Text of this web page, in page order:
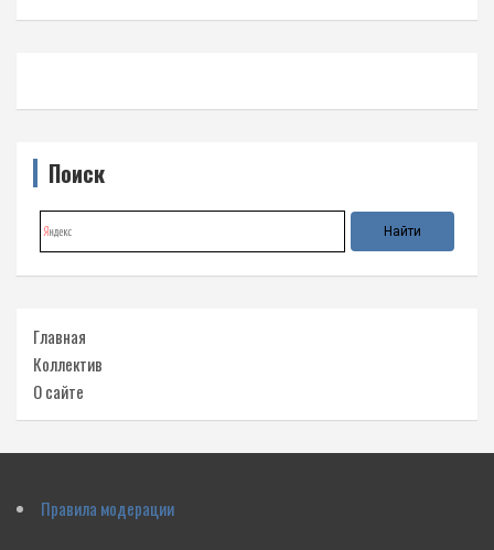
Поиск
Главная
Коллектив
О сайте
Правила модерации